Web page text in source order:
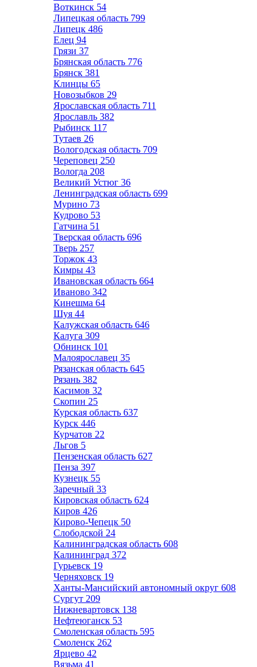
Воткинск 54
Липецкая область 799
Липецк 486
Елец 94
Грязи 37
Брянская область 776
Брянск 381
Клинцы 65
Новозыбков 29
Ярославская область 711
Ярославль 382
Рыбинск 117
Тутаев 26
Вологодская область 709
Череповец 250
Вологда 208
Великий Устюг 36
Ленинградская область 699
Мурино 73
Кудрово 53
Гатчина 51
Тверская область 696
Тверь 257
Торжок 43
Кимры 43
Ивановская область 664
Иваново 342
Кинешма 64
Шуя 44
Калужская область 646
Калуга 309
Обнинск 101
Малоярославец 35
Рязанская область 645
Рязань 382
Касимов 32
Скопин 25
Курская область 637
Курск 446
Курчатов 22
Льгов 5
Пензенская область 627
Пенза 397
Кузнецк 55
Заречный 33
Кировская область 624
Киров 426
Кирово-Чепецк 50
Слободской 24
Калининградская область 608
Калининград 372
Гурьевск 19
Черняховск 19
Ханты-Мансийский автономный округ 608
Сургут 209
Нижневартовск 138
Нефтеюганск 53
Смоленская область 595
Смоленск 262
Ярцево 42
Вязьма 41